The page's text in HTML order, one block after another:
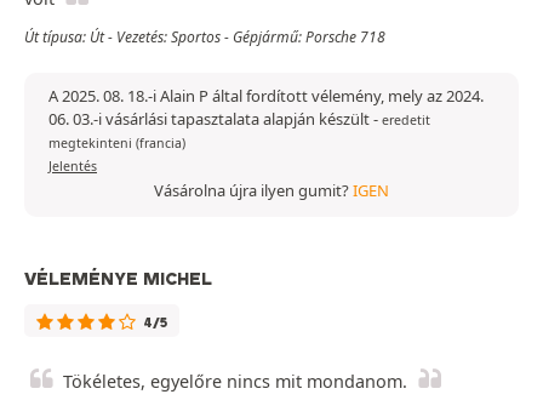
Út típusa: Út - Vezetés: Sportos - Gépjármű: Porsche 718
A 2025. 08. 18.-i Alain P által fordított vélemény, mely az 2024.
06. 03.-i vásárlási tapasztalata alapján készült- eredetit
megtekinteni (francia)
Jelentés
Vásárolna újra ilyen gumit?IGEN
VÉLEMÉNYE MICHEL
4/5
Tökéletes, egyelőre nincs mit mondanom.